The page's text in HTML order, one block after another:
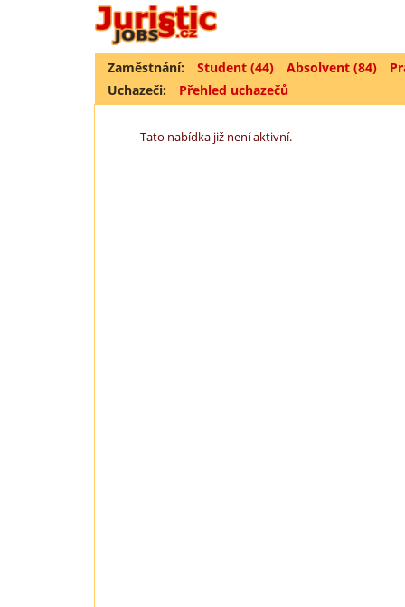
Zaměstnání: Student (44) Absolvent (84)
Uchazeči:
Přehled uchazečů
Tato nabídka již není aktivní.